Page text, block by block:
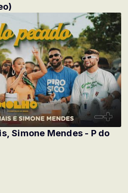
Simone Mendes - P do